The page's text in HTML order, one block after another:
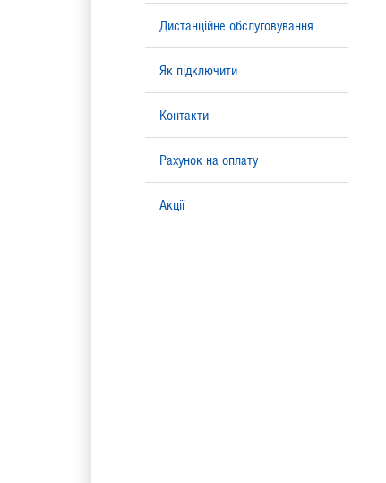
Дистанційне обслуговування
Як підключити
Контакти
Рахунок на оплату
Акції